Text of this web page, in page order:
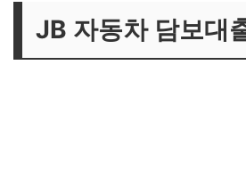
JB 자동차 담보대